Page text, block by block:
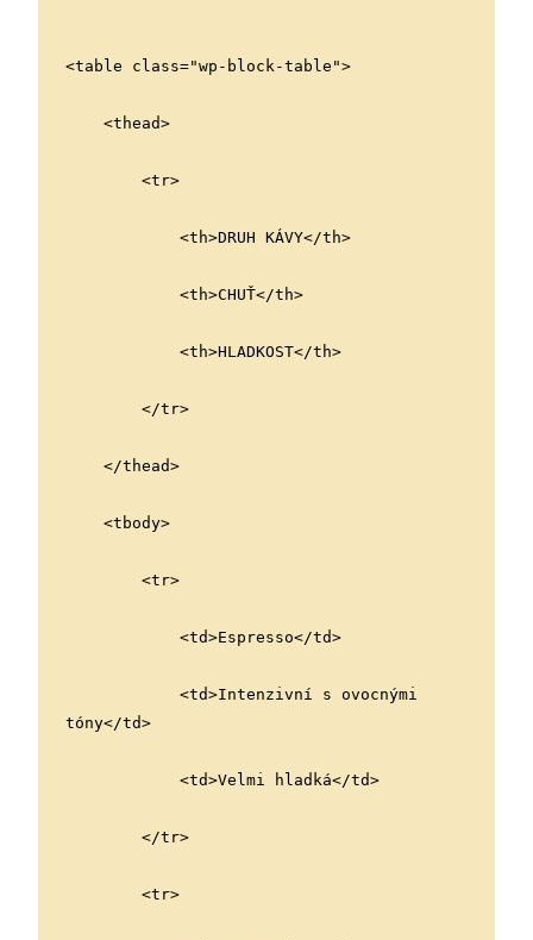
<table class="wp-block-table">
    <thead>
        <tr>
            <th>DRUH KÁVY</th>
            <th>CHUŤ</th>
            <th>HLADKOST</th>
        </tr>
    </thead>
    <tbody>
        <tr>
            <td>Espresso</td>
tóny</td>
            <td>Velmi hladká</td>
        </tr>
        <tr>